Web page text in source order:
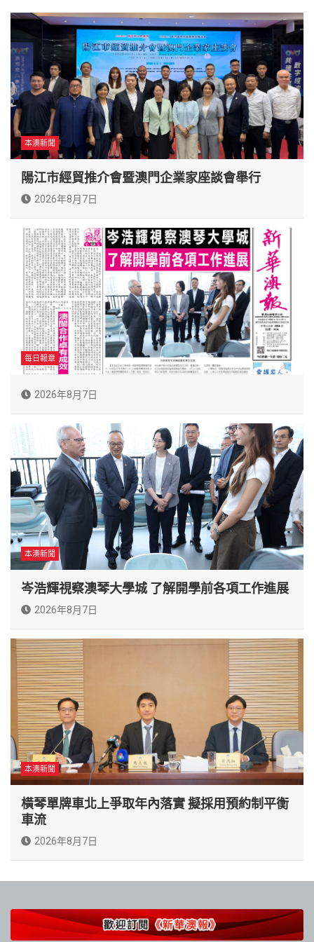
本澳新聞
陽江市經貿推介會暨澳門企業家座談會舉行
2026年8月7日
每日報章
2026年8月7日
本澳新聞
岑浩輝視察澳琴大學城 了解開學前各項工作進展
2026年8月7日
本澳新聞
橫琴單牌車北上爭取年內落實 擬採用預約制平衡
車流
2026年8月7日